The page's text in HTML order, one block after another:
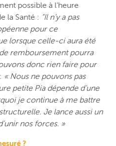
possible à l’heure
la Santé : “Il n’y a pas
pour ce
lorsque celle-ci aura été
remboursement pourra
donc rien faire pour
« Nous ne pouvons pas
petite Pia dépende d’une
je continue à me battre
Je lance aussi un
nos forces. »
?